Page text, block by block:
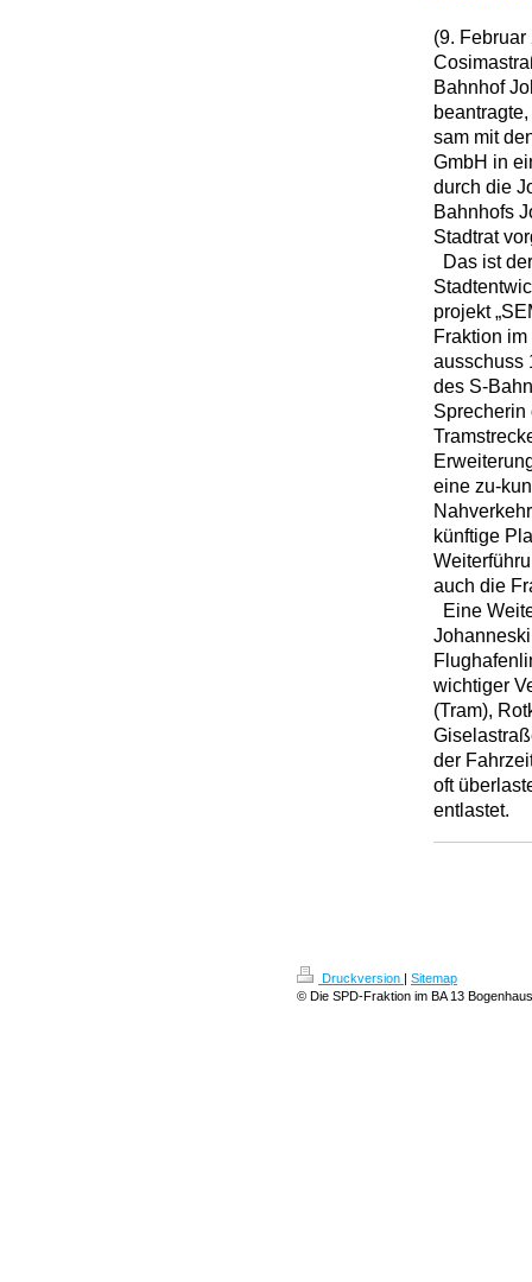
(9.
Bahnhof
sam mit
GmbH in
durch die
Bahnhofs
Stadtrat
Das ist
projekt
Fraktion
ausschuss
des S-
Sprecherin
eine zu-
künftige
auch die
Eine
wichtiger
(Tram),
der
oft
entlastet.
Druckversion | Sitemap
© Die SPD-Fraktion im BA 13